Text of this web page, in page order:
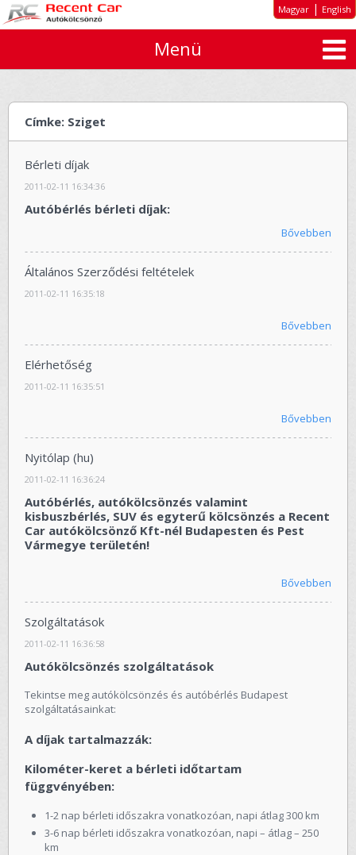
Magyar | English
Menü
Rólunk
Bérleti díjak
Címke: Sziget
Bérleti díjak
2011-02-11 16:34:36
Autóbérlés bérleti díjak:
Bővebben
Általános Szerződési feltételek
2011-02-11 16:35:18
Bővebben
Elérhetőség
2011-02-11 16:35:51
Bővebben
Nyitólap (hu)
2011-02-11 16:36:24
Autóbérlés, autókölcsönzés valamint
kisbuszbérlés, SUV és egyterű kölcsönzés a Recent
Car autókölcsönző Kft-nél Budapesten és Pest
Vármegye területén!
Bővebben
Szolgáltatások
2011-02-11 16:36:58
Autókölcsönzés szolgáltatások
Tekintse meg autókölcsönzés és autóbérlés Budapest
szolgáltatásainkat:
A díjak tartalmazzák:
Kilométer-keret a bérleti időtartam
függvényében:
1-2 nap bérleti időszakra vonatkozóan, napi átlag 300 km
3-6 nap bérleti időszakra vonatkozóan, napi – átlag – 250
km